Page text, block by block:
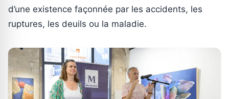
d’une existence façonnée par les accidents, les
ruptures, les deuils ou la maladie.